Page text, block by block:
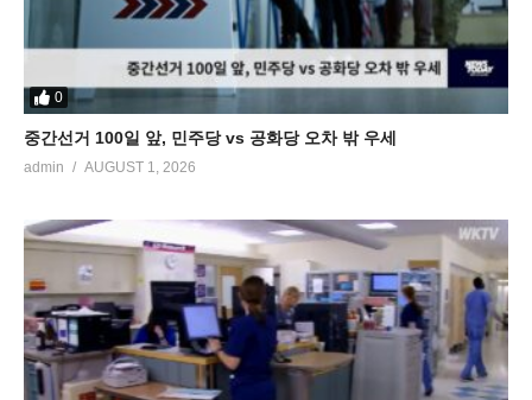
0
중간선거 100일 앞, 민주당 vs 공화당 오차 밖 우세
admin AUGUST 1, 2026